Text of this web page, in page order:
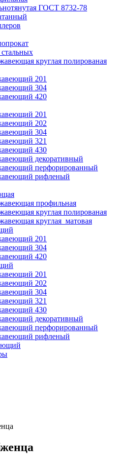
ГОСТ 8732-78
круглая полированая
201
304
420
201
202
304
321
430
декоративный
перфорированный
рифленый
профильная
круглая полированая
круглая матовая
201
304
420
201
202
304
321
430
декоративный
перфорированный
рифленый